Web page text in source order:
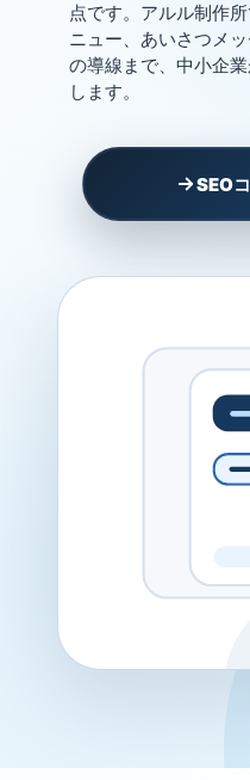
点です。アルル制作
ニュー、あいさつメ
の導線まで、中小企
します。
SEO